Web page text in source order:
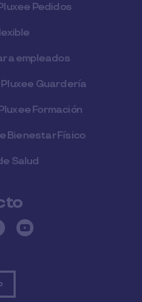
Pedidos
empleados
Pluxee Guardería
Formación
Bienestar Físico
Salud